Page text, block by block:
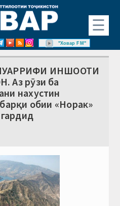
☰
"Ховар FM"
ИНШООТИ
Аз рӯзи ба
нахустин
обии «Норак»